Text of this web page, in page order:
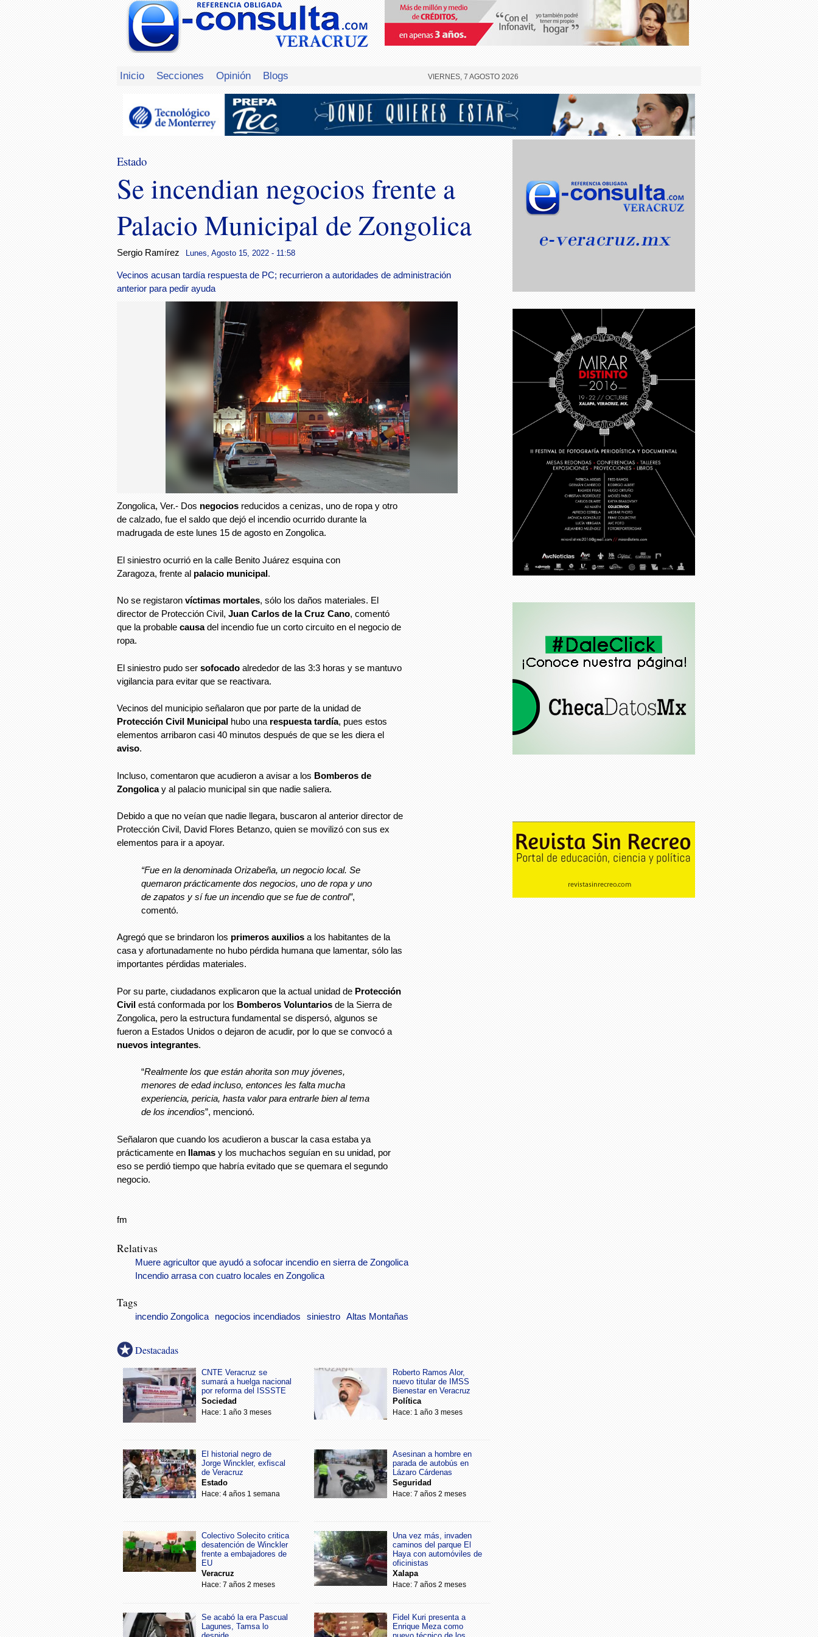
Inicio Secciones Opinión Blogs VIERNES, 7 AGOSTO 2026
Estado
Se incendian negocios frente a
Palacio Municipal de Zongolica
Sergio Ramírez Lunes, Agosto 15, 2022 - 11:58
Vecinos acusan tardía respuesta de PC; recurrieron a autoridades de administración
anterior para pedir ayuda
Zongolica, Ver.- Dos negocios reducidos a cenizas, uno de ropa y otro
de calzado, fue el saldo que dejó el incendio ocurrido durante la
madrugada de este lunes 15 de agosto en Zongolica.
El siniestro ocurrió en la calle Benito Juárez esquina con
Zaragoza, frente al palacio municipal.
No se registaron víctimas mortales, sólo los daños materiales. El
director de Protección Civil, Juan Carlos de la Cruz Cano, comentó
que la probable causadel incendio fue un corto circuito en el negocio de
ropa.
El siniestro pudo ser sofocado alrededor de las 3:3 horas y se mantuvo
vigilancia para evitar que se reactivara.
Vecinos del municipio señalaron que por parte de la unidad de
Protección Civil Municipal hubo una respuesta tardía, pues estos
elementos arribaron casi 40 minutos después de que se les diera el
aviso.
Incluso, comentaron que acudieron a avisar a los Bomberos de
Zongolicay al palacio municipal sin que nadie saliera.
Debido a que no veían que nadie llegara, buscaron al anterior director de
Protección Civil, David Flores Betanzo, quien se movilizó con sus ex
elementos para ir a apoyar.
“Fue en la denominada Orizabeña, un negocio local. Se
quemaron prácticamente dos negocios, uno de ropa y uno
de zapatos y sí fue un incendio que se fue de control”,
comentó.
Agregó que se brindaron los primeros auxilios a los habitantes de la
casa y afortunadamente no hubo pérdida humana que lamentar, sólo las
importantes pérdidas materiales.
Por su parte, ciudadanos explicaron que la actual unidad de Protección
Civil está conformada por los Bomberos Voluntarios de la Sierra de
Zongolica, pero la estructura fundamental se dispersó, algunos se
fueron a Estados Unidos o dejaron de acudir, por lo que se convocó a
nuevos integrantes.
“Realmente los que están ahorita son muy jóvenes,
menores de edad incluso, entonces les falta mucha
experiencia, pericia, hasta valor para entrarle bien al tema
de los incendios”, mencionó.
Señalaron que cuando los acudieron a buscar la casa estaba ya
prácticamente en llamas y los muchachos seguían en su unidad, por
eso se perdió tiempo que habría evitado que se quemara el segundo
negocio.
fm
Relativas
Muere agricultor que ayudó a sofocar incendio en sierra de Zongolica
Incendio arrasa con cuatro locales en Zongolica
Tags
incendio Zongolica negocios incendiados siniestro Altas Montañas
Destacadas
CNTE Veracruz se
sumará a huelga nacional
por reforma del ISSSTE
Sociedad
Hace: 1 año 3 meses
Roberto Ramos Alor,
nuevo titular de IMSS
Bienestar en Veracruz
Política
Hace: 1 año 3 meses
El historial negro de
Jorge Winckler, exfiscal
de Veracruz
Estado
Hace: 4 años 1 semana
Asesinan a hombre en
parada de autobús en
Lázaro Cárdenas
Seguridad
Hace: 7 años 2 meses
Colectivo Solecito critica
desatención de Winckler
frente a embajadores de
EU
Veracruz
Hace: 7 años 2 meses
Una vez más, invaden
caminos del parque El
Haya con automóviles de
oficinistas
Xalapa
Hace: 7 años 2 meses
Se acabó la era Pascual
Lagunes, Tamsa lo
Fidel Kuri presenta a
Enrique Meza como